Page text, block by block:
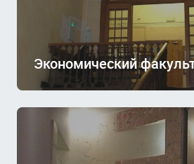
Экономический